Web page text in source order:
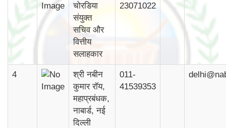
चोरडिया
संयुक्त
सचिव और
वित्तीय
सलाहकार
23071022
4
श्री नबीन
कुमार रॉय,
महाप्रबंधक,
नाबार्ड, नई
दिल्ली
011-
41539353